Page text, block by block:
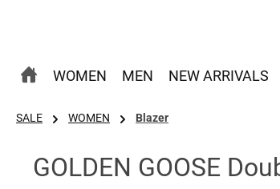
WOMEN MEN NEW ARRIVALS
SALE WOMEN Blazer
GOLDEN GOOSE